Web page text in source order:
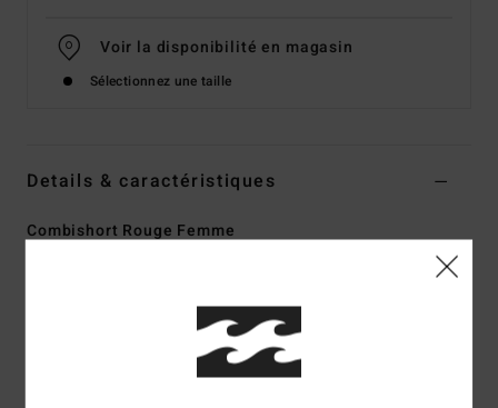
Voir la disponibilité en magasin
Sélectionnez une taille
Details & caractéristiques
Combishort Rouge Femme
Double gaze de coton